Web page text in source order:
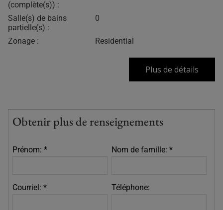
(complète(s)) :
Salle(s) de bains
partielle(s) :
0
Zonage : Residential
Plus de détails
Obtenir plus de renseignements
Prénom: * Nom de famille: *
Courriel: * Téléphone: